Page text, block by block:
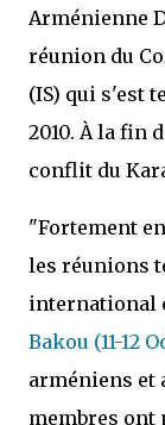
Arménienne
réunion du
(IS) qui s'est
2010. À la fin
conflit du
"Fortement
les réunions
international
Bakou (11-12
arméniens et
membres ont